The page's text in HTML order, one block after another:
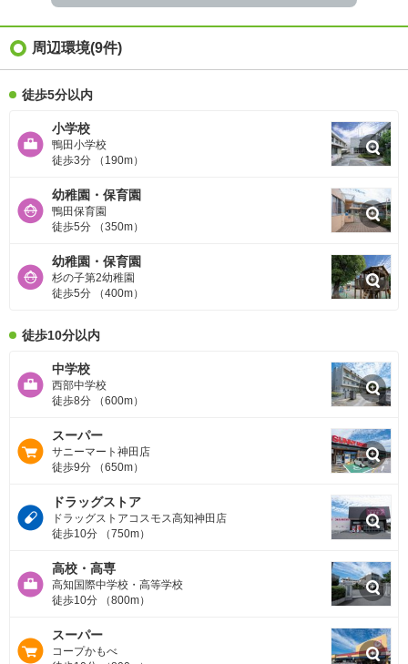
周辺環境(9件)
徒歩5分以内
小学校
鴨田小学校
徒歩3分 （190m）
幼稚園・保育園
鴨田保育園
徒歩5分 （350m）
幼稚園・保育園
杉の子第2幼稚園
徒歩5分 （400m）
徒歩10分以内
中学校
西部中学校
徒歩8分 （600m）
スーパー
サニーマート神田店
徒歩9分 （650m）
ドラッグストア
ドラッグストアコスモス高知神田店
徒歩10分 （750m）
高校・高専
高知国際中学校・高等学校
徒歩10分 （800m）
スーパー
コープかもべ